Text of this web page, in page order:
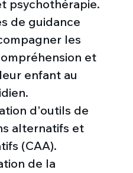
psychothérapie.
de guidance
les
et
enfant au
d'outils de
alternatifs et
(CAA).
de la